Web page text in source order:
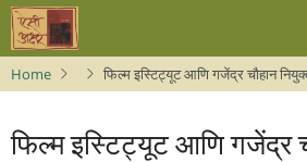
Skip
main
content
Home फिल्म इस्टिट्यूट आणि गजेंद्र चौहान
फिल्म इस्टिट्यूट आणि गजेंद्र